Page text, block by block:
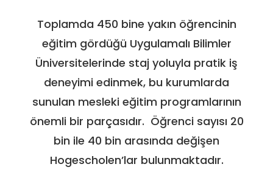
Toplamda 450 bine yakın öğrencinin
eğitim gördüğü Uygulamalı Bilimler
Üniversitelerinde staj yoluyla pratik iş
deneyimi edinmek, bu kurumlarda
sunulan mesleki eğitim programlarının
önemli bir parçasıdır. Öğrenci sayısı 20
bin ile 40 bin arasında değişen
Hogescholen’lar bulunmaktadır.